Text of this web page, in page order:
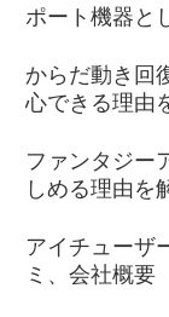
ポート機器と
からだ動き回
心できる理由
ファンタジー
しめる理由を
アイチューザ
ミ、会社概要